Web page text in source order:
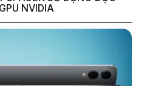
NVIDIA